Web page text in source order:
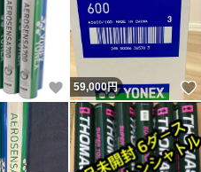
いいね！
59,000円